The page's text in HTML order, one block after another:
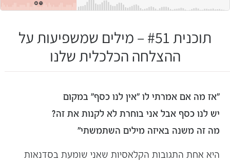
תוכנית #51 – מילים שמשפיעות על
ההצלחה הכלכלית שלנו
"אז מה אם אמרתי לו "אין לנו כסף" במקום
יש לנו כסף אבל אני בוחרת לא לקנות את זה?
מה זה משנה באיזה מילים השתמשתי"
היא אחת התגובות הקלאסיות שאני שומעת בסדנאות